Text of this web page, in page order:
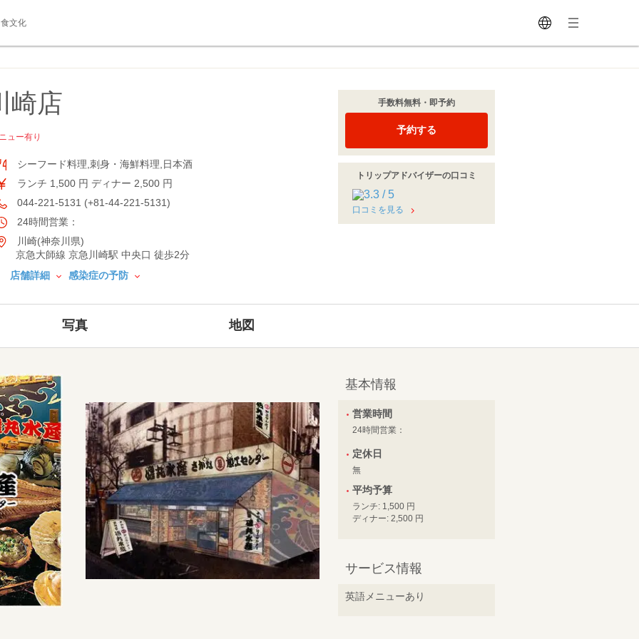
食文化
崎店
ュー有り
シーフード料理,刺身・海鮮料理,日本酒
ランチ 1,500 円 ディナー 2,500 円
044-221-5131 (+81-44-221-5131)
24時間営業：
川崎(神奈川県)
京急大師線 京急川崎駅 中央口 徒歩2分
店舗詳細
感染症の予防
手数料無料・即予約
予約する
トリップアドバイザーの口コミ
口コミを見る
写真 地図
基本情報
営業時間
24時間営業：
定休日
無
平均予算
ランチ: 1,500 円
ディナー: 2,500 円
サービス情報
英語メニューあり